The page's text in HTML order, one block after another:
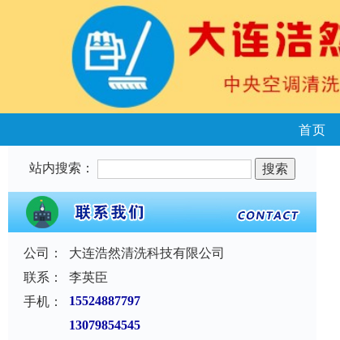
首页
站内搜索：
公司：
大连浩然清洗科技有限公司
联系：
李英臣
手机：
15524887797
13079854545